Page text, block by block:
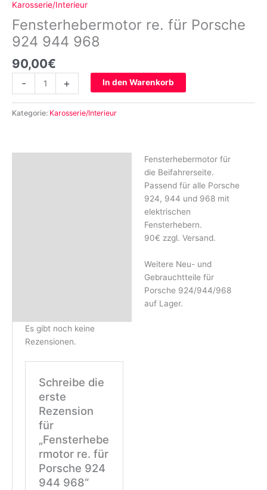
Karosserie/Interieur
Fensterhebermotor re. für Porsche
924 944 968
90,00€
- + In den Warenkorb
Kategorie: Karosserie/Interieur
Fensterhebermotor für
die Beifahrerseite.
Passend für alle Porsche
924, 944 und 968 mit
elektrischen
Fensterhebern.
90€ zzgl. Versand.
Weitere Neu- und
Gebrauchtteile für
Porsche 924/944/968
auf Lager.
Es gibt noch keine
Rezensionen.
Schreibe die
erste
Rezension
für
„Fensterhebe
rmotor re. für
Porsche 924
944 968“